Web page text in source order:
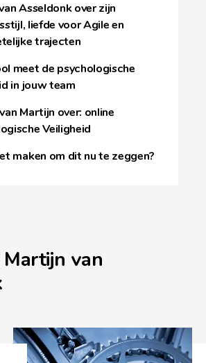
Asseldonk over zijn
liefde voor Agile en
trajecten
meet de psychologische
in jouw team
Martijn over: online
Veiligheid
maken om dit nu te zeggen?
Martijn van